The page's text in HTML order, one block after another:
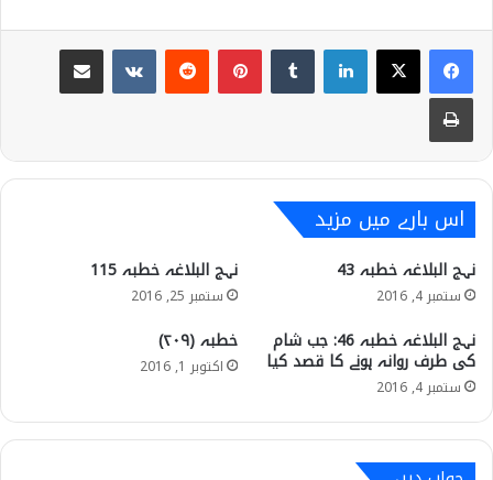
اس بارے میں مزید
نہج البلاغہ خطبہ 43
ستمبر 4, 2016
نہج البلاغہ خطبہ 115
ستمبر 25, 2016
نہج البلاغہ خطبہ 46: جب شام
کی طرف روانہ ہونے کا قصد کیا
ستمبر 4, 2016
خطبہ (۲۰۹)
اکتوبر 1, 2016